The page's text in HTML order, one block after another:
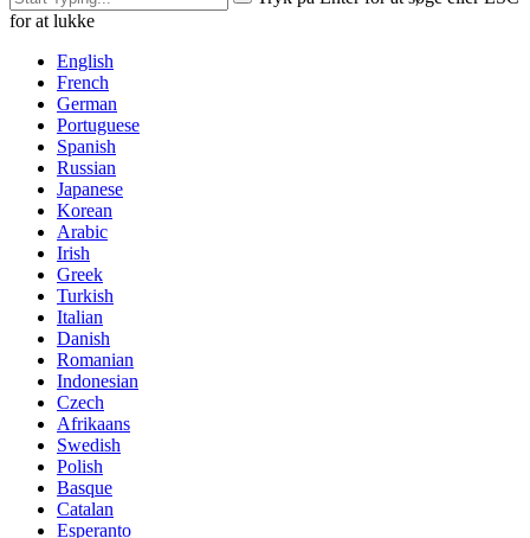
for at lukke
English
French
German
Portuguese
Spanish
Russian
Japanese
Korean
Arabic
Irish
Greek
Turkish
Italian
Danish
Romanian
Indonesian
Czech
Afrikaans
Swedish
Polish
Basque
Catalan
Esperanto